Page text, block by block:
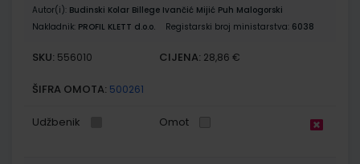
Autor(i): Budinski Kolar Billege Ivančić Mijić Puh Malogorski
Nakladnik: PROFIL KLETT d.o.o. Registarski broj ministarstva: 6038
SKU: 556010 CIJENA: 28,86 €
ŠIFRA OMOTA: 500261
Udžbenik Omot